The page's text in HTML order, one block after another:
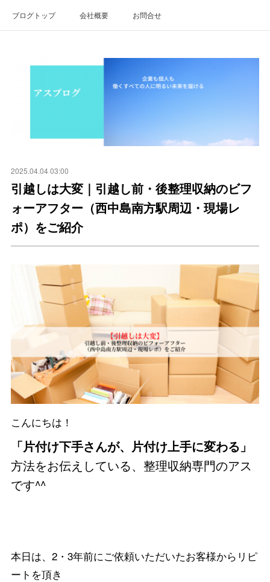
ブログトップ 会社概要 お問合せ
2025.04.04 03:00
引越しは大変｜引越し前・後整理収納のビフ
ォーアフター（西中島南方駅周辺・現場レ
ポ）をご紹介
こんにちは！
「片付け下手さんが、片付け上手に変わる」
方法をお伝えしている、整理収納専門のアス
です^^
本日は、2・3年前にご依頼いただいたお客様からリピ
ートを頂き